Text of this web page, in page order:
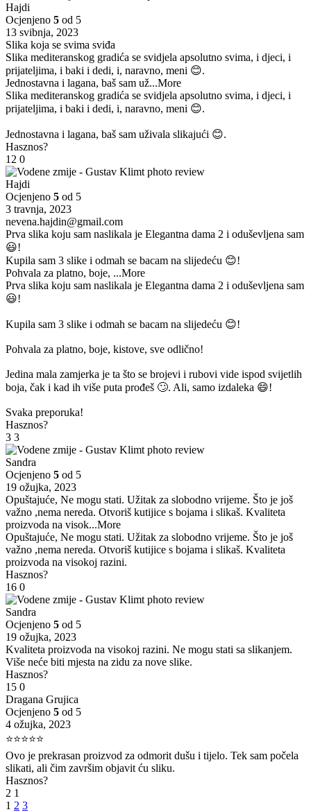
Hajdi
Ocjenjeno 5 od 5
13 svibnja, 2023
Slika koja se svima sviđa
Slika mediteranskog gradića se svidjela apsolutno svima, i djeci, i
prijateljima, i baki i dedi, i, naravno, meni 😊.
Jednostavna i lagana, baš sam už...More
Slika mediteranskog gradića se svidjela apsolutno svima, i djeci, i
prijateljima, i baki i dedi, i, naravno, meni 😊.
Jednostavna i lagana, baš sam uživala slikajući 😊.
Hasznos?
12 0
Hajdi
Ocjenjeno 5 od 5
3 travnja, 2023
nevena.hajdin@gmail.com
Prva slika koju sam naslikala je Elegantna dama 2 i oduševljena sam
😃!
Kupila sam 3 slike i odmah se bacam na slijedeću 😊!
Pohvala za platno, boje, ...More
Prva slika koju sam naslikala je Elegantna dama 2 i oduševljena sam
😃!
Kupila sam 3 slike i odmah se bacam na slijedeću 😊!
Pohvala za platno, boje, kistove, sve odlično!
Jedina mala zamjerka je ta što se brojevi i rubovi vide ispod svijetlih
boja, čak i kad ih više puta prođeš 🙄. Ali, samo izdaleka 😄!
Svaka preporuka!
Hasznos?
3 3
Sandra
Ocjenjeno 5 od 5
19 ožujka, 2023
Opuštajuće, Ne mogu stati. Užitak za slobodno vrijeme. Što je još
važno ,nema nereda. Otvoriš kutijice s bojama i slikaš. Kvaliteta
proizvoda na visok...More
Opuštajuće, Ne mogu stati. Užitak za slobodno vrijeme. Što je još
važno ,nema nereda. Otvoriš kutijice s bojama i slikaš. Kvaliteta
proizvoda na visokoj razini.
Hasznos?
16 0
Sandra
Ocjenjeno 5 od 5
19 ožujka, 2023
Kvaliteta proizvoda na visokoj razini. Ne mogu stati sa slikanjem.
Više neće biti mjesta na zidu za nove slike.
Hasznos?
15 0
Dragana Grujica
Ocjenjeno 5 od 5
4 ožujka, 2023
⭐⭐⭐⭐⭐
Ovo je prekrasan proizvod za odmorit dušu i tijelo. Tek sam počela
slikati, ali čim završim objavit ću sliku.
Hasznos?
2 1
1 2 3